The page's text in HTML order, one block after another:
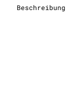
Beschreibung